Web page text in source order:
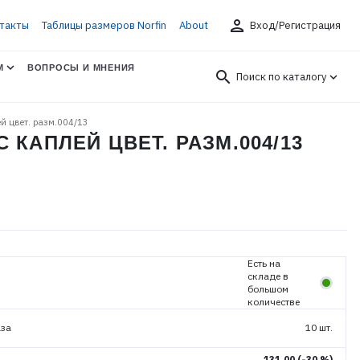
Таблицы размеров Norfin About person Вход/Регистрация
ВОПРОСЫ И МНЕНИЯ
search Поиск по каталогу
цвет. разм.004/13
ЦВЕТ. РАЗМ.004/13
Есть на
складе в
большом
количестве
10 шт.